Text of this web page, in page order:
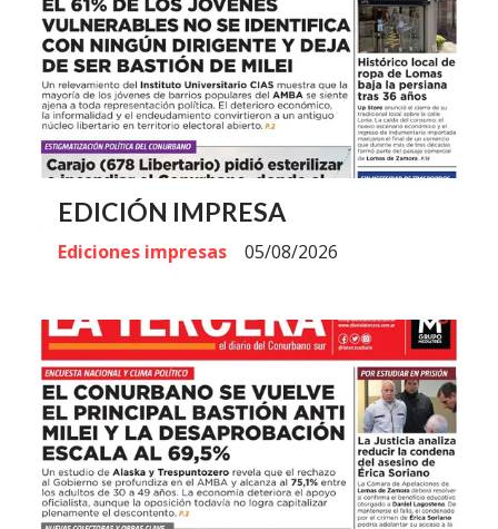
EDICIÓN IMPRESA
Ediciones impresas 05/08/2026